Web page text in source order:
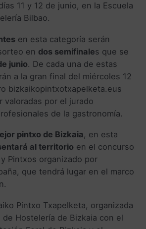
11 y 12 de junio, en la Escuela
Bilbao.
en esta categoría serán
en dos semifinales que se
junio. De cada una de estas
a la gran final del miércoles 12
bizkaikopintxotxapelketa.eus
valoradas por el jurado
de la gastronomía.
pintxo de Bizkaia, en esta
al territorio en el concurso
Pintxos organizado por
que tendrá lugar en el marco
Pintxo Txapelketa, organizada
de Hostelería de Bizkaia con el